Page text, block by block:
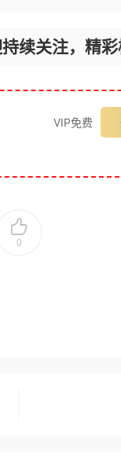
续关注，精
VIP免费
0